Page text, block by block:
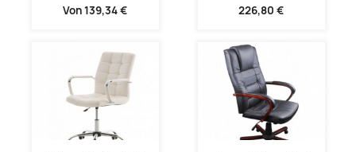
Von139,34 € 226,80 €